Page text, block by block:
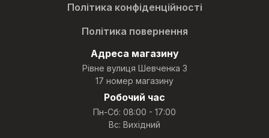
Політика конфіденційності
Політика повернення
Адреса магазину
Рівне вулиця Шевченка 3
17 номер магазину
Робочий час
Пн-Сб: 08:00 - 17:00
Вс: Вихідний